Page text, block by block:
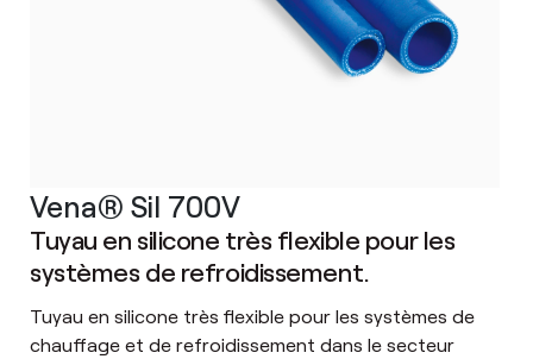
Vena® Sil 700V
Tuyau en silicone très flexible pour les
systèmes de refroidissement.
Tuyau en silicone très flexible pour les systèmes de
chauffage et de refroidissement dans le secteur